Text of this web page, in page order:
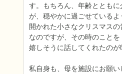
す。もちろん、年齢ととも
が、穏やかに過ごせている
開かれた小さなクリスマス
なのですが、その時のこと
嬉しそうに話してくれたのが
私自身も、母を施設にお願